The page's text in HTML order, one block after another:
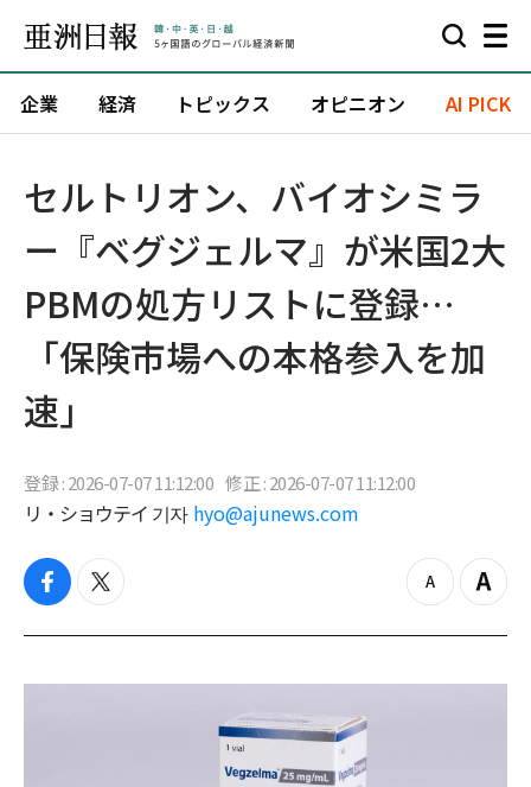
企業 経済 トピックス オピニオン AI PICK
セルトリオン、バイオシミラ
ー『ベグジェルマ』が米国2大
PBMの処方リストに登録…
「保険市場への本格参入を加
速」
登録 : 2026-07-07 11:12:00 修正 : 2026-07-07 11:12:00
リ・ショウテイ 기자 hyo@ajunews.com
f
c
b
t
i
t
z
o
o
Z
o
i